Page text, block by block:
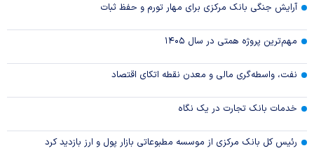
آرایش جنگی بانک مرکزی برای مهار تورم و حفظ ثبات
مهم‌ترین پروژه همتی در سال ۱۴۰۵
نفت، واسطه‌گری مالی و معدن نقطه اتکای اقتصاد
خدمات بانک تجارت در یک نگاه
رئیس کل بانک مرکزی از موسسه مطبوعاتی بازار پول و ارز بازدید کرد